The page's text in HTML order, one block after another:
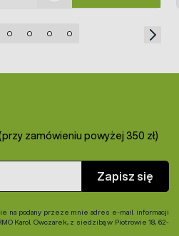
zamówieniu powyżej 350 zł)
Zapisz się
na podany przeze mnie adres e-mail informacji
Karol Owczarek, z siedzibą w Piotrowie 18, 62-